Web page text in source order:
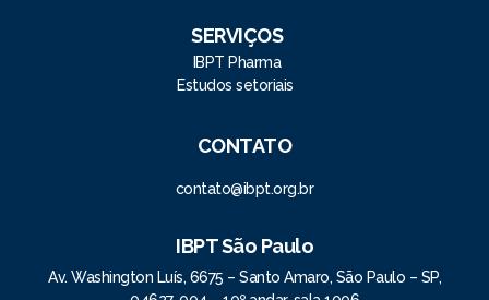
SERVIÇOS
IBPT Pharma
Estudos setoriais
CONTATO
contato@ibpt.org.br
IBPT São Paulo
Av. Washington Luís, 6675 – Santo Amaro, São Paulo – SP,